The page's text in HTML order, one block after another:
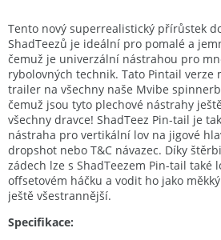
Tento nový superrealistický přírůstek
ShadTeezů je ideální pro pomalé a
čemuž je univerzální nástrahou pro
rybolovných technik. Tato Pintail verze
trailer na všechny naše Mvibe
čemuž jsou tyto plechové nástrahy
všechny dravce! ShadTeez Pin-tail je
nástraha pro vertikální lov na jigové
dropshot nebo T&C návazec. Díky
zádech lze s ShadTeezem Pin-tail také
offsetovém háčku a vodit ho jako
ještě všestrannější.
Specifikace: